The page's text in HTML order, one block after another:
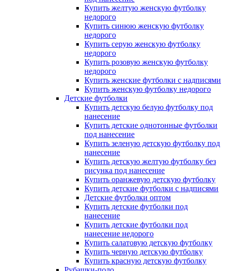
Купить желтую женскую футболку
недорого
Купить синюю женскую футболку
недорого
Купить серую женскую футболку
недорого
Купить розовую женскую футболку
недорого
Купить женские футболки с надписями
Купить женскую футболку недорого
Детские футболки
Купить детскую белую футболку под
нанесение
Купить детские однотонные футболки
под нанесение
Купить зеленую детскую футболку под
нанесение
Купить детскую желтую футболку без
рисунка под нанесение
Купить оранжевую детскую футболку
Купить детские футболки с надписями
Детские футболки оптом
Купить детские футболки под
нанесение
Купить детские футболки под
нанесение недорого
Купить салатовую детскую футболку
Купить черную детскую футболку
Купить красную детскую футболку